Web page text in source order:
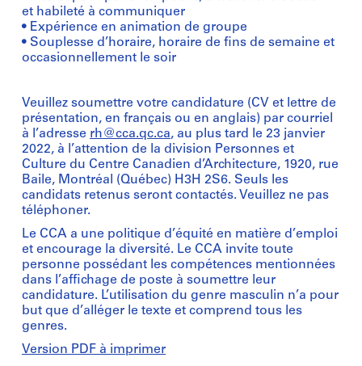
et habileté à communiquer
• Expérience en animation de groupe
• Souplesse d’horaire, horaire de fins de semaine et
occasionnellement le soir
Veuillez soumettre votre candidature (CV et lettre de
présentation, en français ou en anglais) par courriel
à l’adresse rh@cca.qc.ca, au plus tard le 23 janvier
2022, à l’attention de la division Personnes et
Culture du Centre Canadien d’Architecture, 1920, rue
Baile, Montréal (Québec) H3H 2S6. Seuls les
candidats retenus seront contactés. Veuillez ne pas
téléphoner.
Le CCA a une politique d’équité en matière d’emploi
et encourage la diversité. Le CCA invite toute
personne possédant les compétences mentionnées
dans l’affichage de poste à soumettre leur
candidature. L’utilisation du genre masculin n’a pour
but que d’alléger le texte et comprend tous les
genres.
Version PDF à imprimer